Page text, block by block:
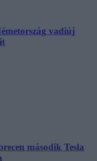
vadiúj
második Tesla